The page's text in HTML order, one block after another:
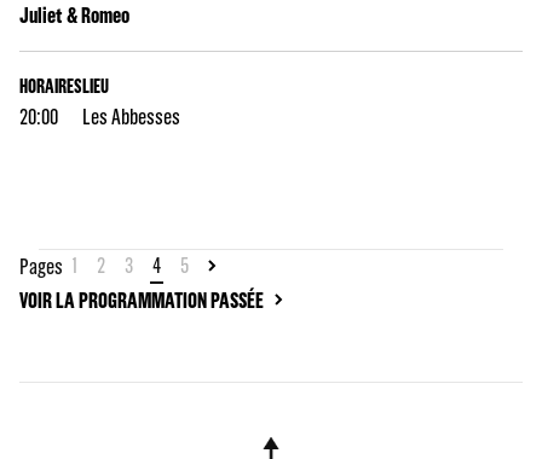
Juliet & Romeo
HORAIRES
20:00
LIEU
Les Abbesses
Pages 1 2 3 4
5
VOIR LA PROGRAMMATION PASSÉE